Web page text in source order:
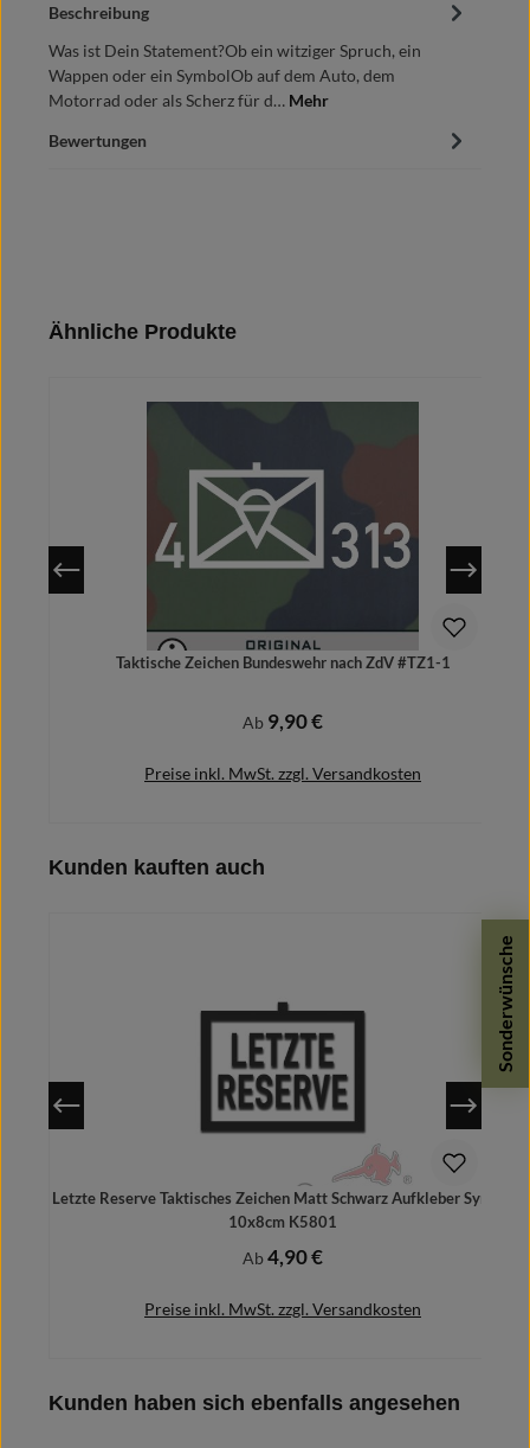
Sonderwünsche
Beschreibung
Was ist Dein Statement?Ob ein witziger Spruch, ein
Wappen oder ein SymbolOb auf dem Auto, dem
Motorrad oder als Scherz für d… Mehr
Bewertungen
Produktgalerie überspringen
Ähnliche Produkte
Taktische Zeichen Bundeswehr nach ZdV #TZ1-1
Regulärer Preis:
Ab 9,90 €
Preise inkl. MwSt. zzgl. Versandkosten
Produktgalerie überspringen
Kunden kauften auch
Letzte Reserve Taktisches Zeichen Matt Schwarz Aufkleber Symbol
10x8cm K5801
Regulärer Preis:
Ab4,90 €
Preise inkl. MwSt. zzgl. Versandkosten
Produktgalerie überspringen
Kunden haben sich ebenfalls angesehen